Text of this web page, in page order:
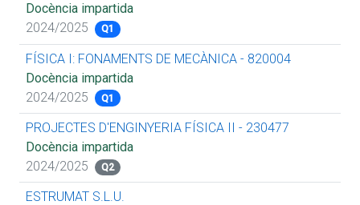
Docència impartida
2024/2025
Q1
FÍSICA I: FONAMENTS DE MECÀNICA - 820004
Docència impartida
2024/2025
Q1
PROJECTES D'ENGINYERIA FÍSICA II - 230477
Docència impartida
2024/2025
Q2
ESTRUMAT S.L.U.